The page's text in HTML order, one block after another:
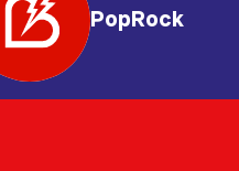
PopRock